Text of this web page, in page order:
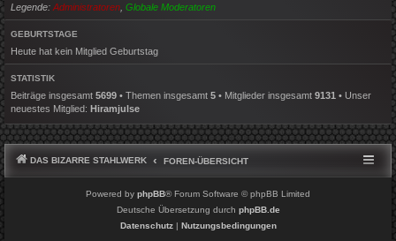
Legende: Administratoren Globale Moderatoren
GEBURTSTAGE
Heute hat kein Mitglied Geburtstag
STATISTIK
Beiträge insgesamt 5699 • Themen insgesamt 5 • Mitglieder insgesamt 9131 • Unser
neuestes Mitglied: Hiramjulse
DAS BIZARRE STAHLWERK FOREN-ÜBERSICHT
Powered by phpBB® Forum Software © phpBB Limited
Deutsche Übersetzung durch phpBB.de
Datenschutz| Nutzungsbedingungen